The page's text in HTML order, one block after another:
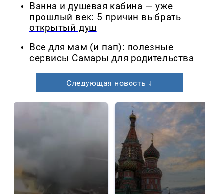
Ванна и душевая кабина — уже
прошлый век: 5 причин выбрать
открытый душ
Все для мам (и пап): полезные
сервисы Самары для родительства
Следующая новость ↓